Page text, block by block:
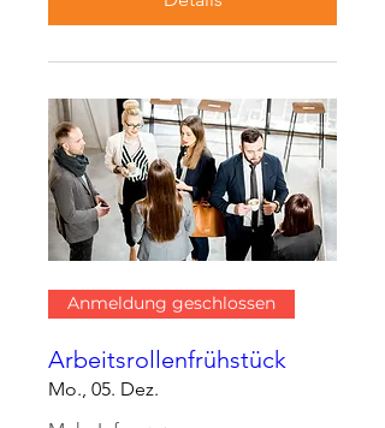
Anmeldung geschlossen
Arbeitsrollenfrühstück
Mo., 05. Dez.